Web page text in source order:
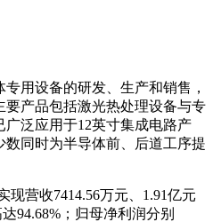
用设备的研发、生产和销售，
产品包括激光热处理设备与专
泛应用于12英寸集成电路产
同时为半导体前、后道工序提
现营收7414.56万元、1.91亿元
94.68%；归母净利润分别